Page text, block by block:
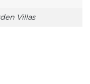
Villas